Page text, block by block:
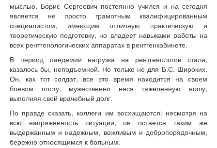
мыслью, Борис Сергеевич постоянно учился и на сегодня
является не просто грамотным квалифицированным
специалистом, имеющим отличную практическую и
теоретическую подготовку, но владеет навыками работы на
всех рентгенологических аппаратах в рентгенкабинете.
В период пандемии нагрузка на рентгенологов стала,
казалось бы, неподъемной. Но только не для Б.С. Широких.
Он, как тот солдат, все это время находится на своем
боевом посту, мужественно неся тяжеленную ношу,
выполняя свой врачебный долг.
По правде сказать, коллеги им восхищаются: несмотря на
всю напряженность ситуации, он остается таким же
выдержанным и надежным, вежливым и добропорядочным,
бережно относящимся к больным.